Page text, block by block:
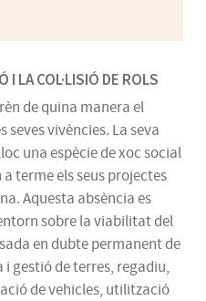
I LA COL·LISIÓ DE ROLS
de quina manera el
seves vivències. La seva
una espècie de xoc social
terme els seus projectes
Aquesta absència es
sobre la viabilitat del
en dubte permanent de
i gestió de terres, regadiu,
de vehicles, utilització